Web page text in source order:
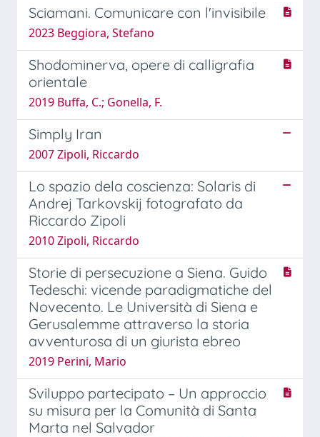
Sciamani. Comunicare con l'invisibile
2023 Beggiora, Stefano
Shodominerva, opere di calligrafia
orientale
2019 Buffa, C.; Gonella, F.
Simply Iran
2007 Zipoli, Riccardo
Lo spazio dela coscienza: Solaris di
Andrej Tarkovskij fotografato da
Riccardo Zipoli
2010 Zipoli, Riccardo
Storie di persecuzione a Siena. Guido
Tedeschi: vicende paradigmatiche del
Novecento. Le Università di Siena e
Gerusalemme attraverso la storia
avventurosa di un giurista ebreo
2019 Perini, Mario
Sviluppo partecipato – Un approccio
su misura per la Comunità di Santa
Marta nel Salvador